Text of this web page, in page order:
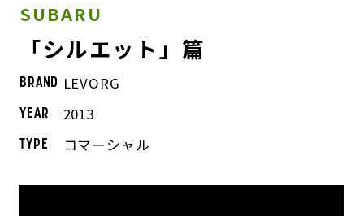
SUBARU
「シルエット」篇
BRAND LEVORG
YEAR 2013
TYPE コマーシャル